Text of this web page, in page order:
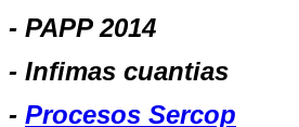
- PAPP 2014
- Infimas cuantias
- Procesos Sercop